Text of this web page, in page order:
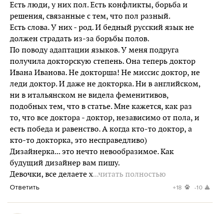
Есть люди, у них пол. Есть конфликты, борьба и
решения, связанные с тем, что пол разный.
Есть слова. У них - род. И бедный русский язык не
должен страдать из-за борьбы полов.
По поводу адаптации языков. У меня подруга
получила докторскую степень. Она теперь доктор
Ивана Иванова. Не докторша! Не миссис доктор, не
леди доктор. И даже не докторка. Ни в английском,
ни в итальянском не видела феменитивов,
подобных тем, что в статье. Мне кажется, как раз
то, что все доктора - доктор, независимо от пола, и
есть победа и равенство. А когда кто-то доктор, а
кто-то докторка, это несправедливо)
Дизайнерка... это нечто невообразимое. Как
будущий дизайнер вам пишу.
Девочки, все делаете х...читать полностью
Ответить +18 -10